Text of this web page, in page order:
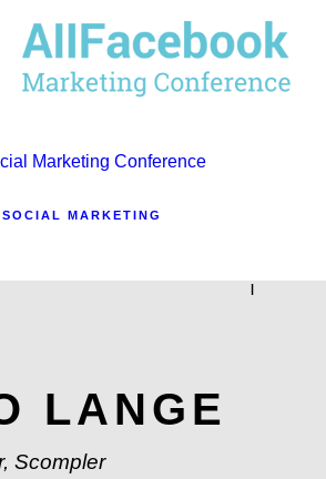
Marketing Conference
MARKETING
|
LANGE
Scompler